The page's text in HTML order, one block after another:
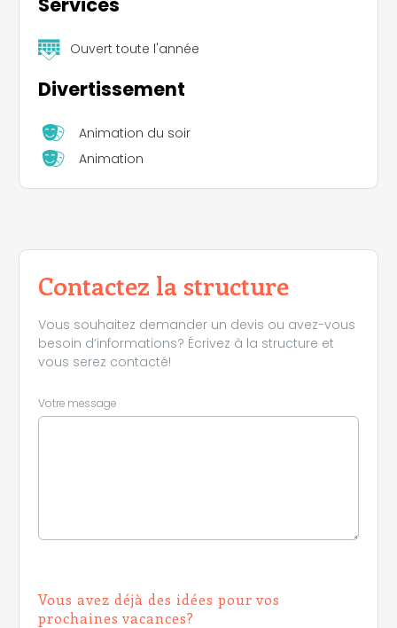
Services
Ouvert toute l'année
Divertissement
Animation du soir
Animation
Contactez la structure
Vous souhaitez demander un devis ou avez-vous
besoin d’informations? Écrivez à la structure et
vous serez contacté!
Votre message
Vous avez déjà des idées pour vos
prochaines vacances?